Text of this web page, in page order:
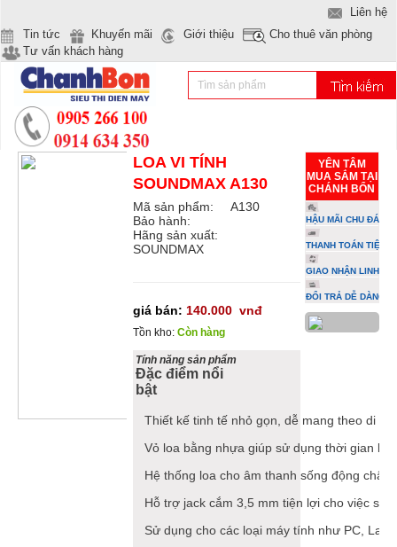
Liên hệ
Tin tức
Khuyến mãi Giới thiệu
Cho thuê văn phòng
Tư vấn khách hàng
LOA VI TÍNH
SOUNDMAX A130
Mã sản phẩm:
A130
Bảo hành:
Hãng sản xuất:
SOUNDMAX
giá bán: 140.000 vnđ
Tồn kho: Còn hàng
Tính năng sản phẩm
Đặc điểm nổi
bật
Thiết kế tinh tế nhỏ gọn, dễ mang theo di
Vỏ loa bằng nhựa giúp sử dụng thời gian lâu
Hệ thống loa cho âm thanh sống động chân
Hỗ trợ jack cắm 3,5 mm tiện lợi cho việc sử
Sử dụng cho các loại máy tính như PC,
YÊN TÂM
MUA SẮM TẠI
CHÁNH BỔN
HẬU MÃI CHU ĐÁO
THANH TOÁN TIỆN
GIAO NHẬN LINH
ĐỔI TRẢ DỄ DÀNG